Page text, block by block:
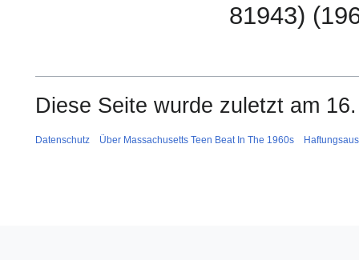
81943)
Diese Seite wurde zuletzt am
Datenschutz Über Massachusetts Teen Beat In The 1960s